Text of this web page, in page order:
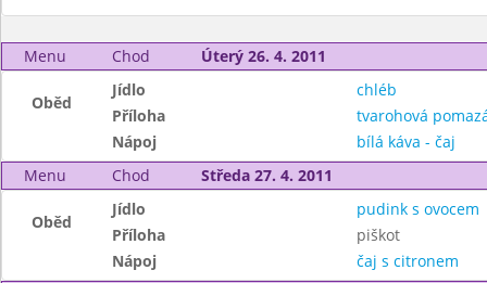
Menu Chod Úterý 26. 4. 2011
Oběd
Jídlo
chléb
Příloha
tvarohová
Nápoj
bílá káva - čaj
Menu
Chod Středa 27. 4. 2011
Oběd
Jídlo
pudink s ovocem
Příloha
piškot
Nápoj
čaj s citronem